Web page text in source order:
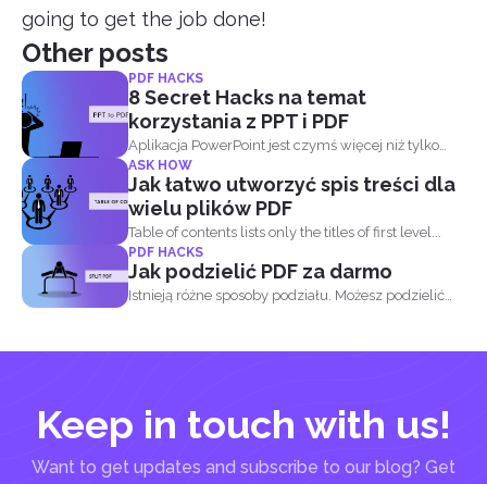
going to get the job done!
Other posts
PDF HACKS
8 Secret Hacks na temat
korzystania z PPT i PDF
Aplikacja PowerPoint jest czymś więcej niż tylko
punkty kuli...
ASK HOW
Jak łatwo utworzyć spis treści dla
wielu plików PDF
Table of contents lists only the titles of first level...
PDF HACKS
Jak podzielić PDF za darmo
Istnieją różne sposoby podziału. Możesz podzielić
Keep in touch with us!
Want to get updates and subscribe to our blog? Get